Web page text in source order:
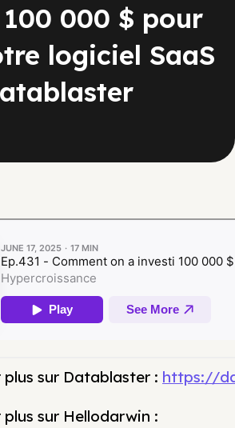
000 $ pour
logiciel SaaS
plus sur Datablaster : https://
sur Hellodarwin :